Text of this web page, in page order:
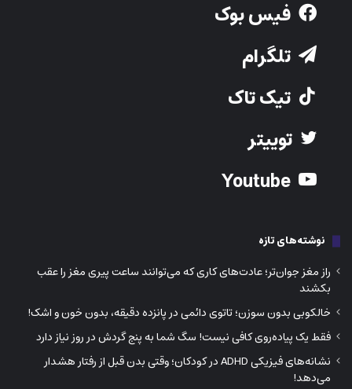
فیس بوک
تلگرام
تیک تاک
توییتر
نوشته‌های تازه
راز مغز جوان‌تر؛ عادت‌های کاری که می‌توانند ساعت پیری مغز را عقب
بکشند
خالکوبی بدون سوزن؛ تاتوی دائمی در پانزده دقیقه، بدون خون و اشک!
فقط یک پیاده‌روی کافی نیست! سگ شما به پنج گردش در روز نیاز دارد
نشانه‌های فیزیکی ADHD در کودکان؛ وقتی بدن قبل از رفتار هشدار
می‌دهد!